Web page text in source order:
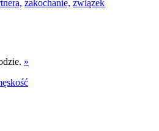
zakochanie, związek
»